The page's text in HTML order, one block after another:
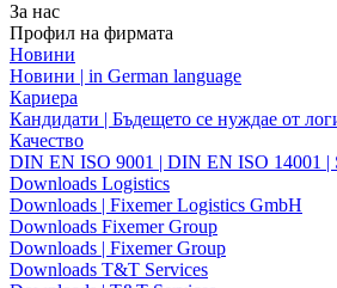
За нас
Профил на фирмата
Новини
Новини | in German language
Кариера
Кандидати | Бъдещето се нуждае от
Качество
DIN EN ISO 9001 | DIN EN ISO 14001 |
Downloads Logistics
Downloads | Fixemer Logistics GmbH
Downloads Fixemer Group
Downloads | Fixemer Group
Downloads T&T Services